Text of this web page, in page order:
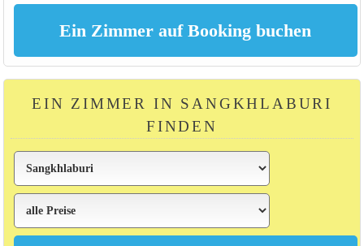
EIN ZIMMER IN SANGKHLABURI
FINDEN